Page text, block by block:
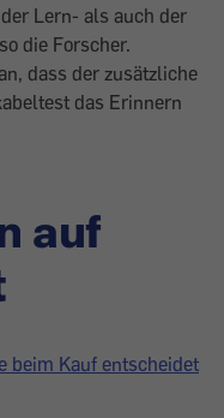
Lern- als auch der
die Forscher.
dass der zusätzliche
das Erinnern
auf
beim Kauf entscheidet